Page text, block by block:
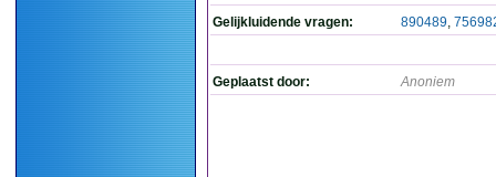
Gelijkluidende vragen:
890489,
Geplaatst door: Anoniem